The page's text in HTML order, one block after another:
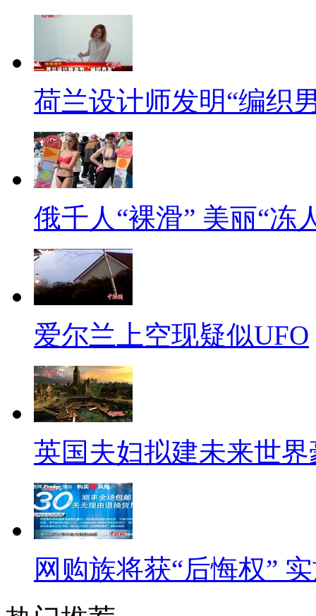
人宋英杰接龙说：朕一向以为
【标题】北漂一族为何只能
【口播】最近，知名财经评
微博：北京容纳的是高收入群
通北漂不受欢迎，或者主动离
看了都感慨颇多：在北京快活
【正文】生活成本高：“每天
贷6000元，吃穿用2500元，冉
……从我苏醒的第一个呼吸起，
在这个城市的成本。”电视剧
大城市生活。看着看着，很多
污染严重：据英国《金融时
示，在北京经历了一个冬天的
中国首都的浪潮。他们的理由
方，危害最大的有毒污染物含
倍。面对北京严重的空气污染
民的想法，年初随着北京雾霾
离北京的口号。
待遇差别不大：在北京不少
渐追平核心城市，算上生活成
荷兰设计师发明“编织
俄千人“裸滑” 美丽“冻
爱尔兰上空现疑似UFO
英国夫妇拟建未来世界
网购族将获“后悔权”